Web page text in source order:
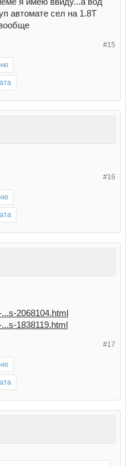
я имею ввиду...а вод
автомате сел на 1.8Т
#15
#16
2068104.html
1838119.html
#17